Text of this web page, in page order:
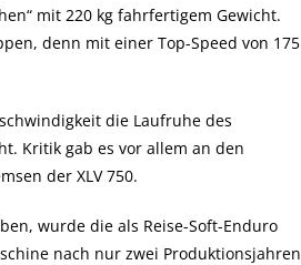
mit 220 kg fahrfertigem Gewicht.
denn mit einer Top-Speed von 175
die Laufruhe des
Kritik gab es vor allem an den
der XLV 750.
wurde die als Reise-Soft-Enduro
nach nur zwei Produktionsjahren